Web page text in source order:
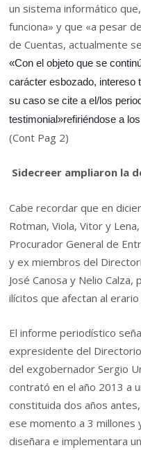
un sistema informático
funciona» y que «a pesar
de Cuentas, actualmente
«Con el objeto que se
carácter esbozado, intereso
su caso se cite a el/los
testimonial»refiriéndose a
(Cont Pag 2)
Sidecreer ampliaron la
Cabe recordar que en
Rotman, Viola, Vitor y
Procurador General de
y ex miembros del
José Canosa y Nelio
ilícitos que afectan al erario
El informe periodístico
expresidente del
del exgobernador Sergio
contrató en el año 2013 a
constituida dos años
ese momento a 3 millones
diseñara e implementara